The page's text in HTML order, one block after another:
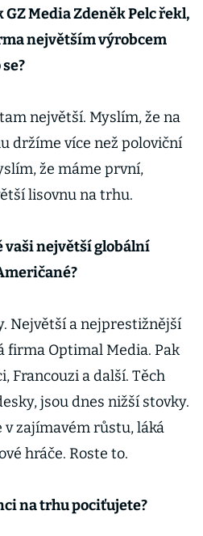
přinesl
dividendy 5,5
miliardy
Media Zdeněk Pelc řekl,
největším výrobcem
největší. Myslím, že na
držíme více než poloviční
že máme první,
lisovnu na trhu.
vaši největší globální
Největší a nejprestižnější
firma Optimal Media. Pak
Francouzi a další. Těch
jsou dnes nižší stovky.
zajímavém růstu, láká
hráče. Roste to.
na trhu pociťujete?